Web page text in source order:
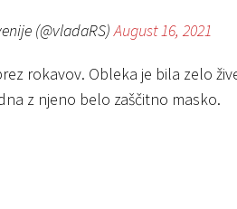
(@vladaRS) August 16, 2021
rokavov. Obleka je bila zelo
z njeno belo zaščitno masko.